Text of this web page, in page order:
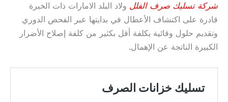
شركة تسليك صرف الفلل ولاد البلد الامارات ذات الخبرة
قادرة على اكتشاف الأعطال في بدايتها عبر الفحص الدوري
وتقديم حلول وقائية بكلفة أقل بكثير من كلفة إصلاح الأضرار
الكبيرة الناتجة عن الإهمال.